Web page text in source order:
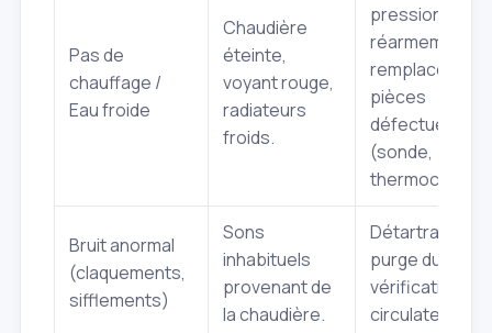
Pas de
chauffage /
Eau froide
Chaudière
éteinte,
voyant rouge,
radiateurs
froids.
pression,
réarmement,
remplacement
pièces
défectueuses
(sonde,
Bruit anormal
(claquements,
sifflements)
Sons
inhabituels
provenant de
la chaudière.
Détartrage,
purge du
vérification du
circulateur.